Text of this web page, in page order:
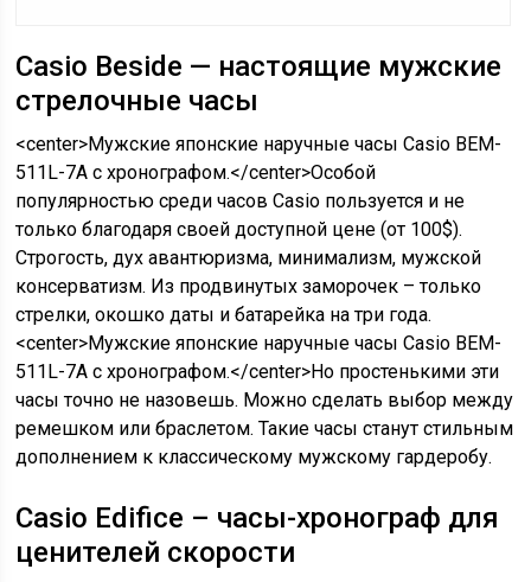
Casio Beside — настоящие мужские
стрелочные часы
<center>Мужские японские наручные часы Casio BEM-
511L-7A с хронографом.</center>Особой
популярностью среди часов Casio пользуется и не
только благодаря своей доступной цене (от 100$).
Строгость, дух авантюризма, минимализм, мужской
консерватизм. Из продвинутых заморочек – только
стрелки, окошко даты и батарейка на три года.
<center>Мужские японские наручные часы Casio BEM-
511L-7A с хронографом.</center>Но простенькими эти
часы точно не назовешь. Можно сделать выбор между
ремешком или браслетом. Такие часы станут стильным
дополнением к классическому мужскому гардеробу.
Casio Edifice – часы-хронограф для
ценителей скорости